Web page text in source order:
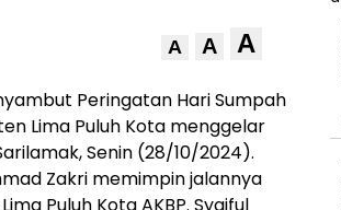
A A A
Peringatan Hari Sumpah
Lima Puluh Kota menggelar
Senin (28/10/2024).
Zakri memimpin jalannya